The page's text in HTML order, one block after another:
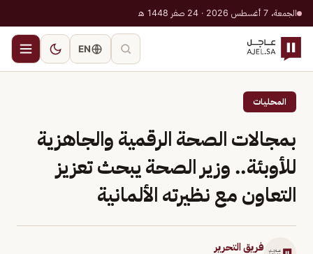
الجمعة، 7 أغسطس 2026 · 24 صفر 1448 هـ
EN
المحليات
بمجالات الصحة الرقمية والجاهزية
للأوبئة.. وزير الصحة يبحث تعزيز
التعاون مع نظيرته الألمانية
فريق التحرير